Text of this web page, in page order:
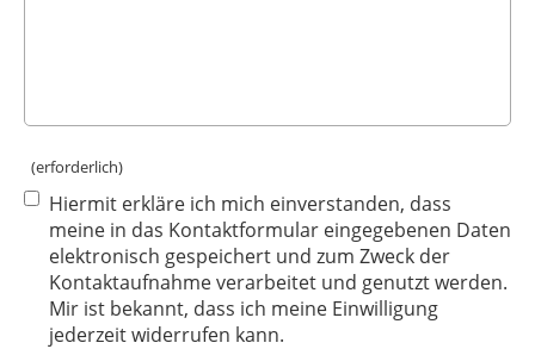
(erforderlich)
Hiermit erkläre ich mich einverstanden, dass
meine in das Kontaktformular eingegebenen Daten
elektronisch gespeichert und zum Zweck der
Kontaktaufnahme verarbeitet und genutzt werden.
Mir ist bekannt, dass ich meine Einwilligung
jederzeit widerrufen kann.